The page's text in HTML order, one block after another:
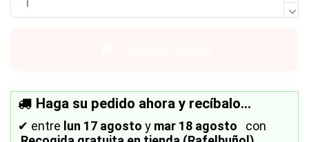
Haga su pedido ahora y recíbalo...
✔ entre lun 17 agosto y mar 18 agosto
con